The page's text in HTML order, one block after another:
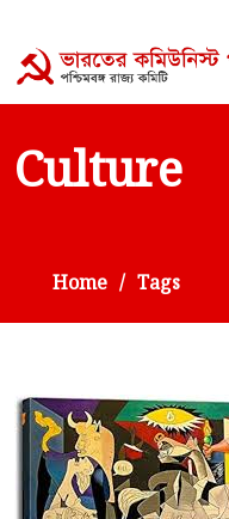
Culture
Home Tags